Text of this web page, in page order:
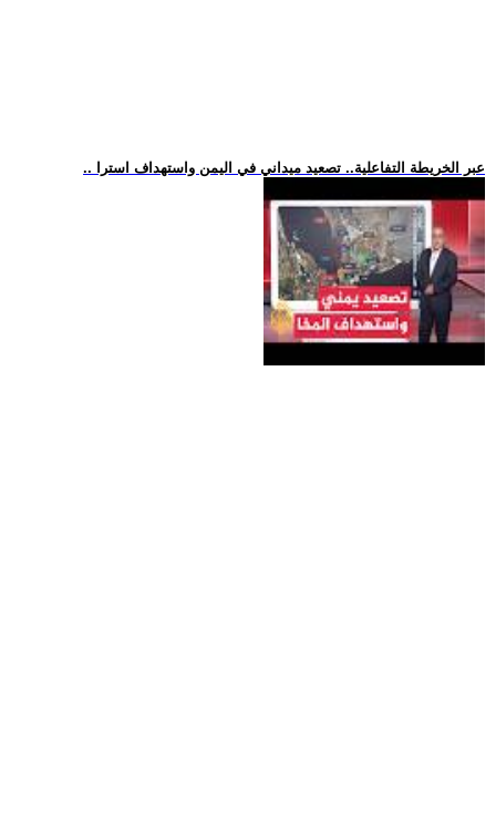
.. عبر الخريطة التفاعلية.. تصعيد ميداني في اليمن واستهداف استرا